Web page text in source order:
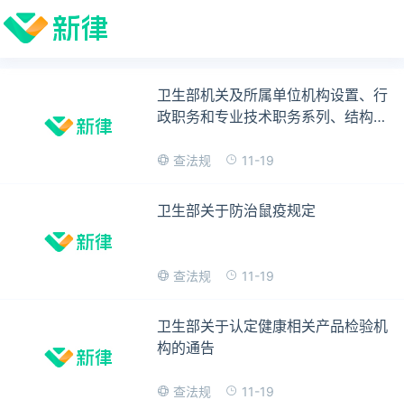
卫生部机关及所属单位机构设置、行
政职务和专业技术职务系列、结构比
查法规 11-19
卫生部关于防治鼠疫规定
查法规 11-19
卫生部关于认定健康相关产品检验机
构的通告
查法规 11-19